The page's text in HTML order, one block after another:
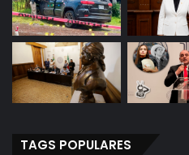
TAGS POPULARES